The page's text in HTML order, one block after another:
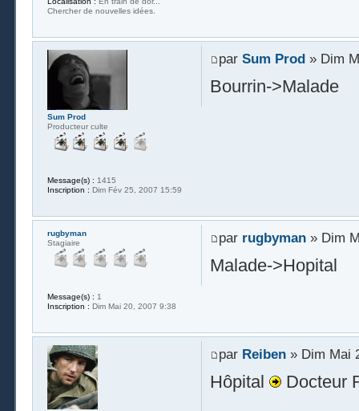
Chercher de nouvelles idées.
par Sum Prod» Dim
Bourrin->Malade
Sum Prod
Producteur culte
Message(s) : 1415
Inscription : Dim Fév 25, 2007 15:59
par rugbyman» Dim
Malade->Hopital
rugbyman
Stagiaire
Message(s) : 1
Inscription : Dim Mai 20, 2007 9:38
par Reiben» Dim Mai
Hôpital Docteur